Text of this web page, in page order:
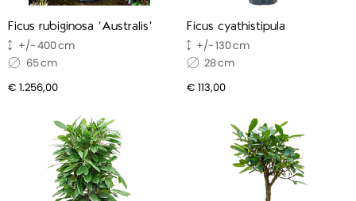
Ficus rubiginosa 'Australis'
400
65
€ 1.256,00
Ficus cyathistipula
130
28
€ 113,00